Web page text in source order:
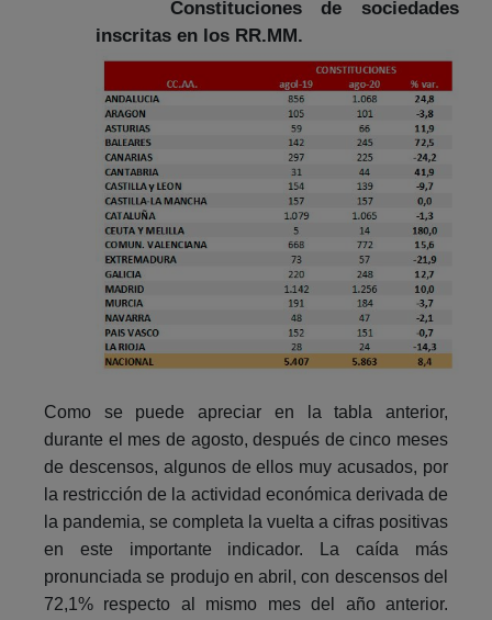
Constituciones de sociedades
inscritas en los RR.MM.
Como se puede apreciar en la tabla anterior,
durante el mes de agosto, después de cinco meses
de descensos, algunos de ellos muy acusados, por
la restricción de la actividad económica derivada de
la pandemia, se completa la vuelta a cifras positivas
en este importante indicador. La caída más
pronunciada se produjo en abril, con descensos del
72,1% respecto al mismo mes del año anterior.